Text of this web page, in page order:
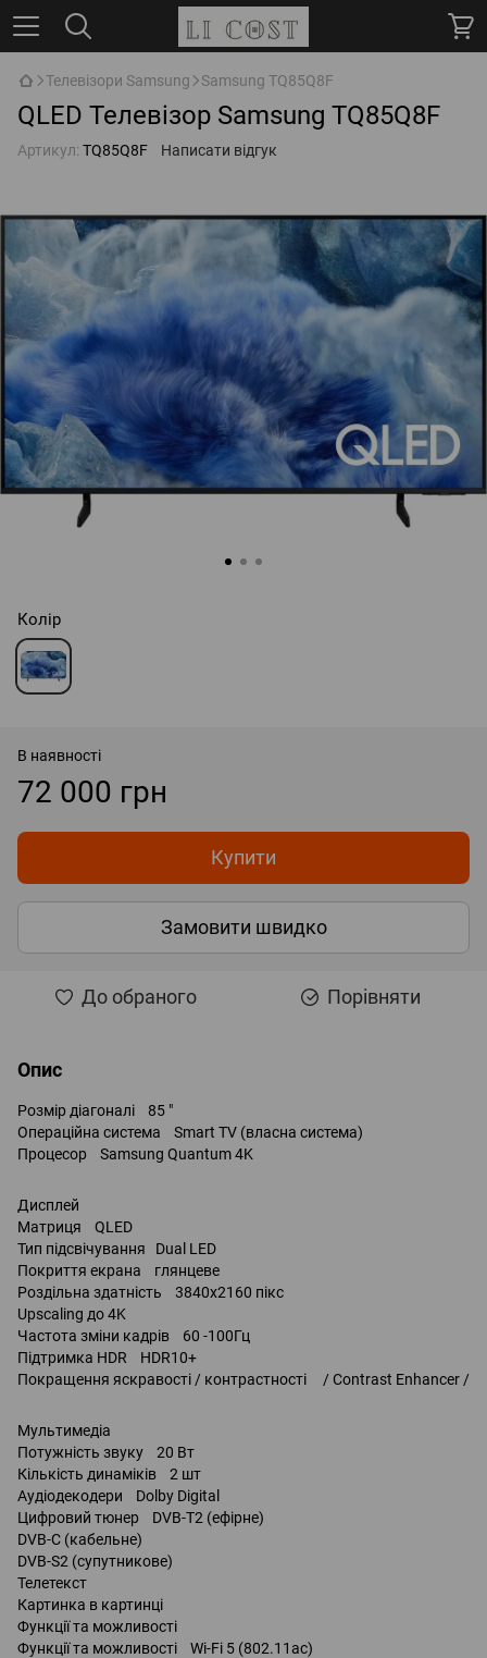
Телевізори Samsung Samsung TQ85Q8F
QLED Телевізор Samsung TQ85Q8F
Артикул: TQ85Q8F Написати відгук
Колір
В наявності
72 000 грн
Купити
Замовити швидко
До обраного Порівняти
Опис
Розмір діагоналі 85 "
Операційна система Smart TV (власна система)
Процесор Samsung Quantum 4K
Дисплей
Матриця QLED
Тип підсвічування Dual LED
Покриття екрана глянцеве
Роздільна здатність 3840x2160 пікс
Upscaling до 4K
Частота зміни кадрів 60 -100Гц
Підтримка HDR HDR10+
Покращення яскравості / контрастності / Contrast Enhancer /
Мультимедіа
Потужність звуку 20 Вт
Кількість динаміків 2 шт
Аудіодекодери Dolby Digital
Цифровий тюнер DVB-T2 (ефірне)
DVB-C (кабельне)
DVB-S2 (супутникове)
Телетекст
Картинка в картинці
Функції та можливості
Функції та можливості Wi-Fi 5 (802.11ac)